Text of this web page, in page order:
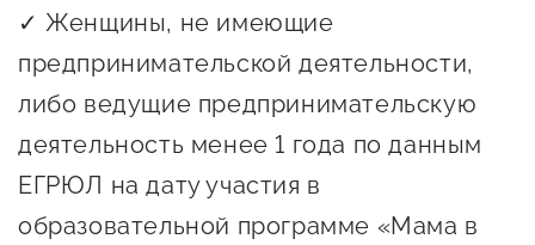
О центре
предпринимателей
Проекты
Поддержка центра
Истории успеха
Центр инноваций
социальной сферы
О центре
Поддержка центра
Календарь
мероприятий для
О центре
Центр инновационно-
✓ Женщины, не имеющие
предпринимательской деятельности,
либо ведущие предпринимательскую
деятельность менее 1 года по данным
ЕГРЮЛ на дату участия в
образовательной программе «Мама в